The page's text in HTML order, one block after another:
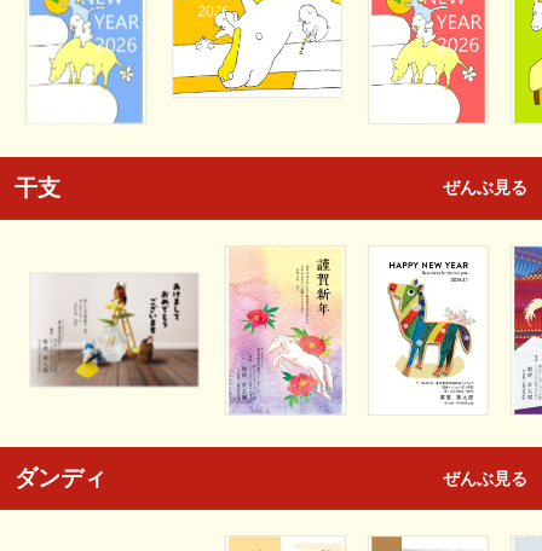
干支 ぜんぶ見る
ダンディ ぜんぶ見る